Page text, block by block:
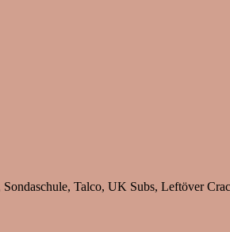
Talco, UK Subs, Leftöver